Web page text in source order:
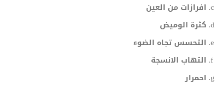
افرازات من العين
كثرة الوميض
التحسس تجاه الضوء
التهاب الانسجة
احمرار